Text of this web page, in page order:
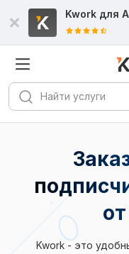
Kwork для
Kwork - это